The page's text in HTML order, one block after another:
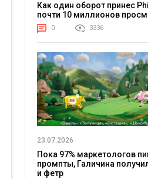
Как один оборот принес
почти 10 миллионов
0 3336
23.07.2026
Пока 97% маркетологов
промпты, Галичина
и фетр